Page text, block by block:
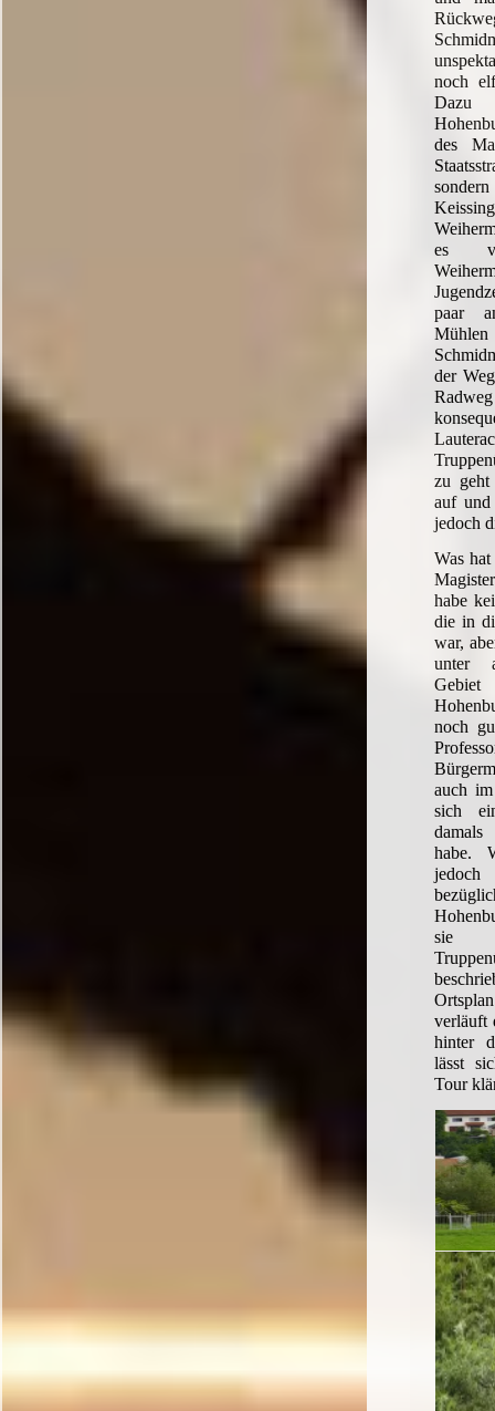
noch
Dazu
des
es
paar
der
zu
auf und
jedoch
Was
habe
die in
war,
unter
Gebiet
noch
auch
sich
habe.
verläuft
hinter
lässt
Tour